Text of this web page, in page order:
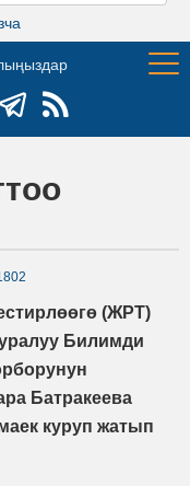
(ЖРТ)
Билимди
Батракеева
куруп жатып